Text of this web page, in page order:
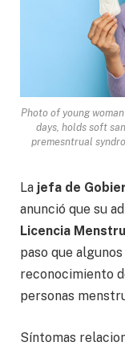
Photo of young
days, holds soft
premesntrual
La jefa de
anunció que su
Licencia
paso que
reconocimiento
personas
Síntomas